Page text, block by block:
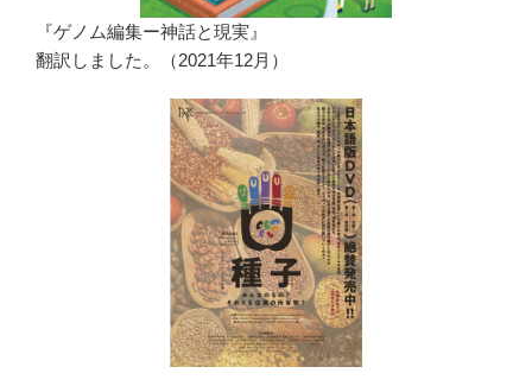
『ゲノム編集ー神話と現実』
翻訳しました。（2021年12月）